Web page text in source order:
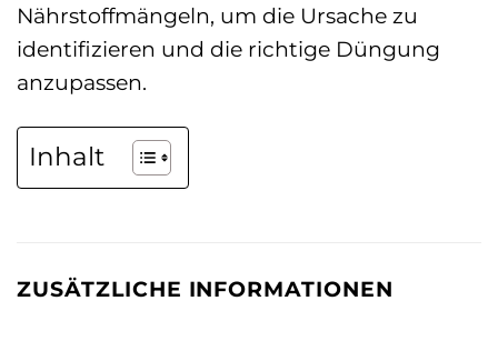
Nährstoffmängeln, um die Ursache zu
identifizieren und die richtige Düngung
anzupassen.
Inhalt
ZUSÄTZLICHE INFORMATIONEN